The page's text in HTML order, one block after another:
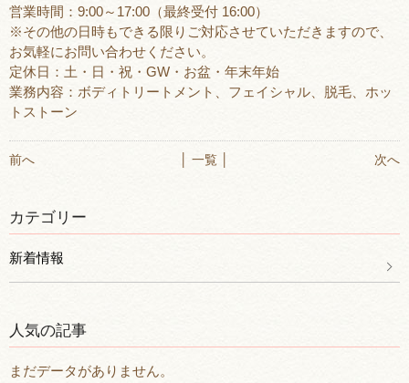
営業時間：9:00～17:00（最終受付 16:00）
※その他の日時もできる限りご対応させていただきますので、
お気軽にお問い合わせください。
定休日：土・日・祝・GW・お盆・年末年始
業務内容：ボディトリートメント、フェイシャル、脱毛、ホッ
トストーン
前へ 次へ
│ 一覧 │
カテゴリー
新着情報
人気の記事
まだデータがありません。